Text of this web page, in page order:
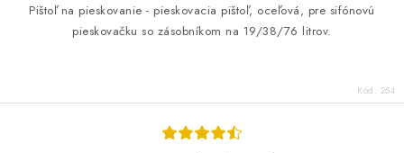
Pištoľ na pieskovanie - pieskovacia pištoľ, oceľová, pre sifónovú
pieskovačku so zásobníkom na 19/38/76 litrov.
Kód: 254